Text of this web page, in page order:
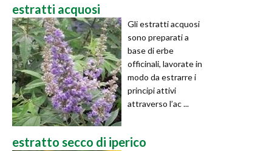
estratti acquosi
Gli estratti acquosi
sono preparati a
base di erbe
officinali, lavorate in
modo da estrarre i
principi attivi
attraverso l’ac ...
estratto secco di iperico